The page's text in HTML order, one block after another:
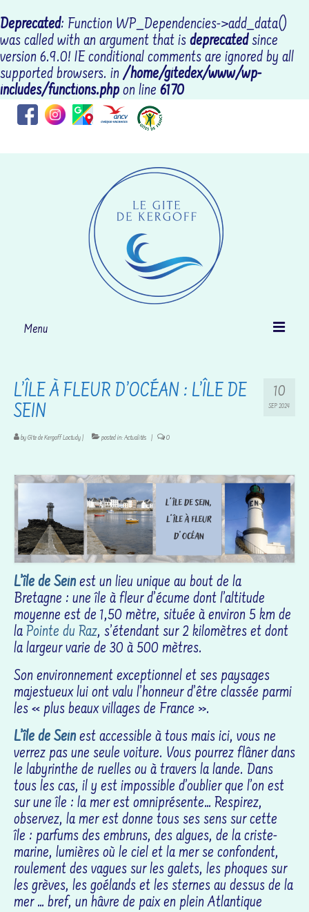
Deprecated: Function WP_Dependencies->add_data()
was called with an argument that is deprecatedsince
version 6.9.0! IE conditional comments are ignored by all
supported browsers. in/home/gitedex/www/wp-
includes/functions.php on line 6170
Menu
Le gîte
Découvrir Loctudy
Tarifs et disponibilités
Nous contacter
Actualités
10
SEP 2024
L’ÎLE À FLEUR D’OCÉAN : L’ÎLE DE
SEIN
byGîte de Kergoff Loctudy| posted in:Actualités | 0
L’île de Sein est un lieu unique au bout de la
Bretagne : une île à fleur d’écume dont l’altitude
moyenne est de 1,50 mètre, située à environ 5 km de
la Pointe du Raz, s’étendant sur 2 kilomètres et dont
la largeur varie de 30 à 500 mètres.
Son environnement exceptionnel et ses paysages
majestueux lui ont valu l’honneur d’être classée parmi
les « plus beaux villages de France ».
L’île de Sein est accessible à tous mais ici, vous ne
verrez pas une seule voiture. Vous pourrez flâner dans
le labyrinthe de ruelles ou à travers la lande. Dans
tous les cas, il y est impossible d’oublier que l’on est
sur une île : la mer est omniprésente… Respirez,
observez, la mer est donne tous ses sens sur cette
île : parfums des embruns, des algues, de la criste-
marine, lumières où le ciel et la mer se confondent,
roulement des vagues sur les galets, les phoques sur
les grèves, les goélands et les sternes au dessus de la
mer … bref, un hâvre de paix en plein Atlantique